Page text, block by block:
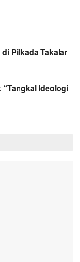
Pilkada Takalar
“Tangkal Ideologi